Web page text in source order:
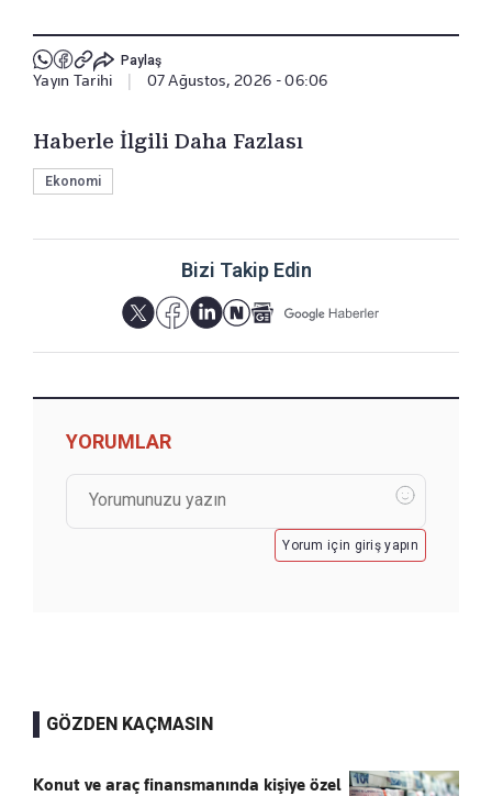
Paylaş
Yayın Tarihi 07 Ağustos, 2026 - 06:06
Haberle İlgili Daha Fazlası
Ekonomi
Bizi Takip Edin
YORUMLAR
Yorum için giriş yapın
GÖZDEN KAÇMASIN
Konut ve araç finansmanında kişiye özel